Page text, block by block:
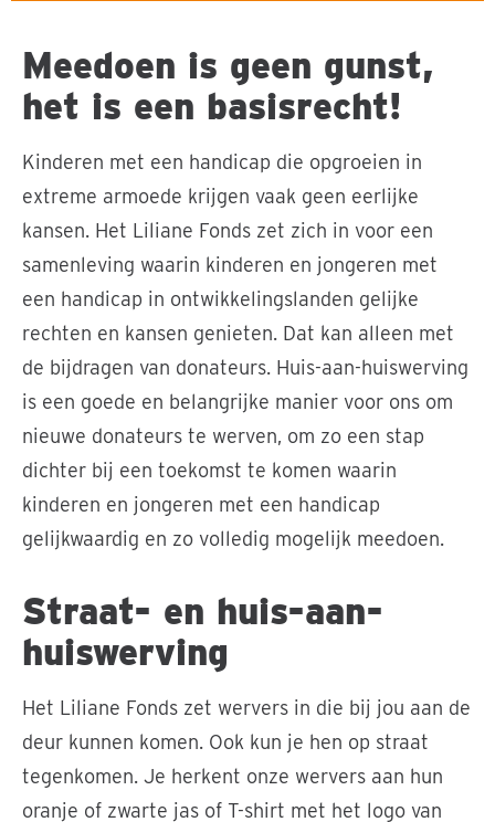
Meedoen is geen gunst,
het is een basisrecht!
Kinderen met een handicap die opgroeien in
extreme armoede krijgen vaak geen eerlijke
kansen. Het Liliane Fonds zet zich in voor een
samenleving waarin kinderen en jongeren met
een handicap in ontwikkelingslanden gelijke
rechten en kansen genieten. Dat kan alleen met
de bijdragen van donateurs. Huis-aan-huiswerving
is een goede en belangrijke manier voor ons om
nieuwe donateurs te werven, om zo een stap
dichter bij een toekomst te komen waarin
kinderen en jongeren met een handicap
gelijkwaardig en zo volledig mogelijk meedoen.
Straat- en huis-aan-
huiswerving
Het Liliane Fonds zet wervers in die bij jou aan de
deur kunnen komen. Ook kun je hen op straat
tegenkomen. Je herkent onze wervers aan hun
oranje of zwarte jas of T-shirt met het logo van